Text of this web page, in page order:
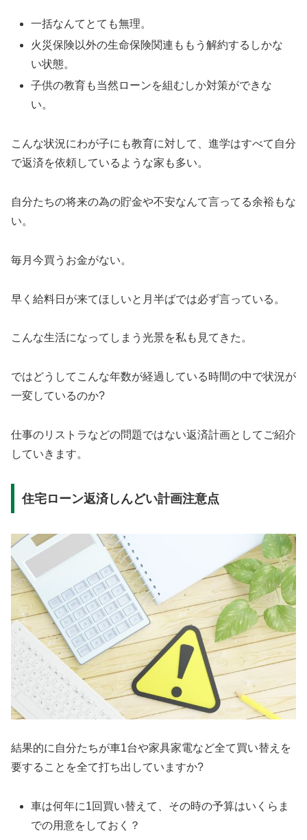
一括なんてとても無理。
火災保険以外の生命保険関連ももう解約するしかな
い状態。
子供の教育も当然ローンを組むしか対策ができな
い。
こんな状況にわが子にも教育に対して、進学はすべて自分
で返済を依頼しているような家も多い。
自分たちの将来の為の貯金や不安なんて言ってる余裕もな
い。
毎月今買うお金がない。
早く給料日が来てほしいと月半ばでは必ず言っている。
こんな生活になってしまう光景を私も見てきた。
ではどうしてこんな年数が経過している時間の中で状況が
一変しているのか?
仕事のリストラなどの問題ではない返済計画としてご紹介
していきます。
住宅ローン返済しんどい計画注意点
結果的に自分たちが車1台や家具家電など全て買い替えを
要することを全て打ち出していますか?
車は何年に1回買い替えて、その時の予算はいくらま
での用意をしておく？